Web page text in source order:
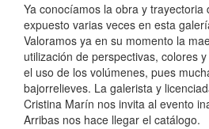
Ya conocíamos la obra y trayectoria
expuesto varias veces en esta
Valoramos ya en su momento la
utilización de perspectivas, colores
el uso de los volúmenes, pues
bajorrelieves. La galerista y
Cristina Marín nos invita al evento
Arribas nos hace llegar el catálogo.